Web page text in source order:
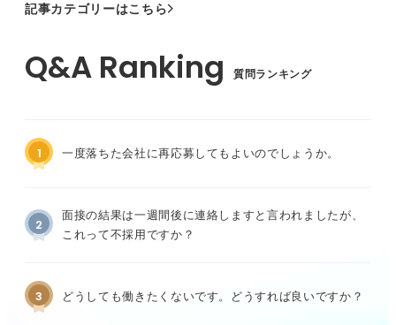
記事カテゴリーはこちら
質問ランキング
1 一度落ちた会社に再応募してもよいのでしょうか。
2
面接の結果は一週間後に連絡しますと言われましたが、
これって不採用ですか？
3 どうしても働きたくないです。どうすれば良いですか？